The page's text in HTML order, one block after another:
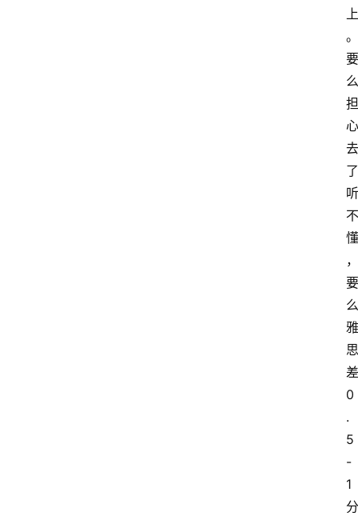
上
。
要
么
担
心
去
了
听
不
懂
，
要
么
雅
思
差
0
.
5
-
1
分